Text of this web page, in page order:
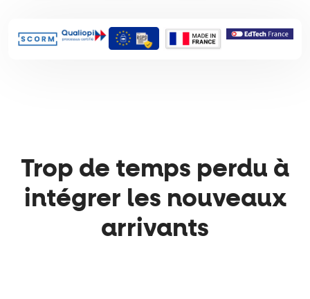
Trop de temps perdu à
intégrer les nouveaux
arrivants